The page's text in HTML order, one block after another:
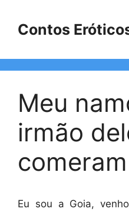
Contos
Meu
irmão
comeram
Eu sou a Goia,